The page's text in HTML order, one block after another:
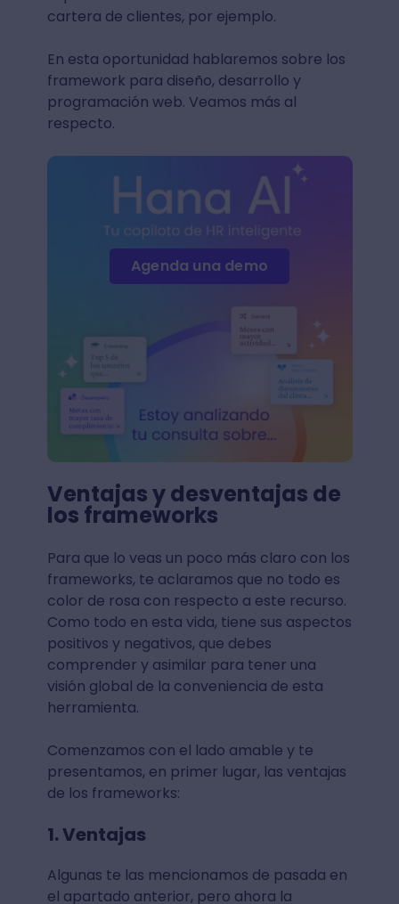
cartera de clientes, por ejemplo.
En esta oportunidad hablaremos sobre los
framework para diseño, desarrollo y
programación web. Veamos más al
respecto.
Agenda una demo
Ventajas y desventajas de
los frameworks
Para que lo veas un poco más claro con los
frameworks, te aclaramos que no todo es
color de rosa con respecto a este recurso.
Como todo en esta vida, tiene sus aspectos
positivos y negativos, que debes
comprender y asimilar para tener una
visión global de la conveniencia de esta
herramienta.
Comenzamos con el lado amable y te
presentamos, en primer lugar, las ventajas
de los frameworks:
1. Ventajas
Algunas te las mencionamos de pasada en
el apartado anterior, pero ahora la